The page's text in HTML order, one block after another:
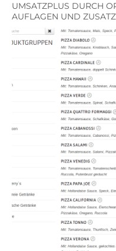
UMSATZPLUS DURCH
AUFLAGEN UND